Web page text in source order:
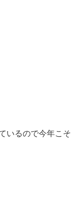
いるので今年こそ